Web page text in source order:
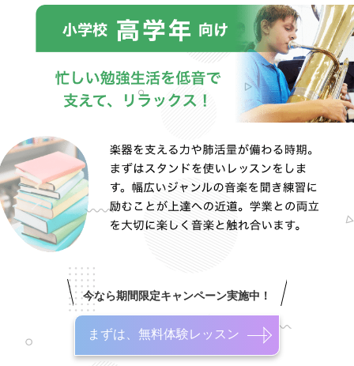
今なら期間限定キャンペーン実施中！
まずは、無料体験レッスン